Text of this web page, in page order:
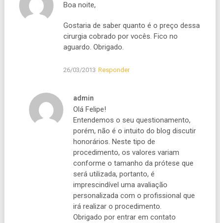
Boa noite,
Gostaria de saber quanto é o preço dessa
cirurgia cobrado por vocês. Fico no
aguardo. Obrigado.
26/03/2013 Responder
admin
Olá Felipe!
Entendemos o seu questionamento,
porém, não é o intuito do blog discutir
honorários. Neste tipo de
procedimento, os valores variam
conforme o tamanho da prótese que
será utilizada, portanto, é
imprescindível uma avaliação
personalizada com o profissional que
irá realizar o procedimento.
Obrigado por entrar em contato